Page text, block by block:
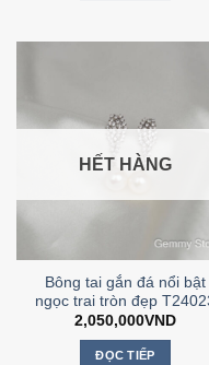
HẾT HÀNG
Bông tai gắn đá nổi bật
ngọc trai tròn đẹp
2,050,000VND
ĐỌC TIẾP